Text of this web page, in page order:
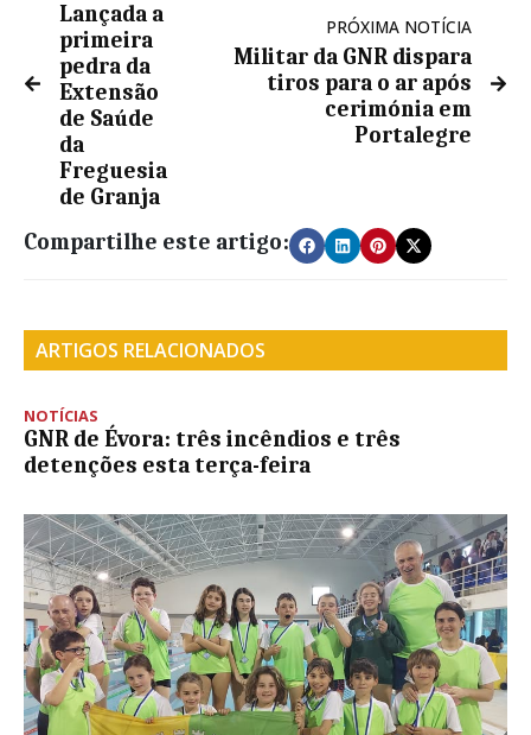
Lançada a
primeira
pedra da
Extensão
de Saúde
da
Freguesia
de Granja
PRÓXIMA NOTÍCIA
Militar da GNR dispara
tiros para o ar após
cerimónia em
Portalegre
Compartilhe este artigo:
ARTIGOS RELACIONADOS
NOTÍCIAS
GNR de Évora: três incêndios e três
detenções esta terça-feira